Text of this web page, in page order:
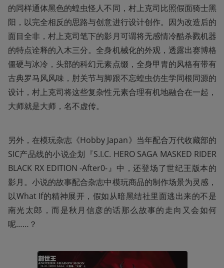
的同样通体黑色的蝗虫怪人不同，村上克司比照假面骑士黑
阳，以完全相反的思路与创意进行设计创作。因为改造后的
面目全非，村上克司笔下的影月可谓将无感情冷酷杀戮机器
的特点诠释的入木三分。全身机械化的外观，透露出赛博格
僵硬与冰冷，头部的科幻元素点缀，全身甲胄的风格有带有
古典罗马风风味，肘关节与脚跟不忘蝗虫仿生学同根同源的
设计，村上克司将这些复杂性元素合理有机地融合在一起，
大师就是大师，名不虚传。
另外，在模玩杂志《Hobby Japan》当年配合万代收藏部的
SIC产品线的小说企划『S.I.C. HERO SAGA MASKED RIDER
BLACK RX EDITION -After0-』中，还登场了世纪王版本的
影月。小说的故事配合杂志中模玩商品的制作场景为灵感，
以What If的精神展开，假如从暗黑结社里面逃出来的不是
南光太郎，而是秋月信彦的话那么故事的走向又会如何
呢……？